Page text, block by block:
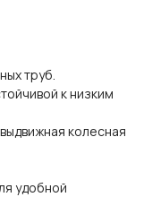
труб.
к низким
колесная
удобной